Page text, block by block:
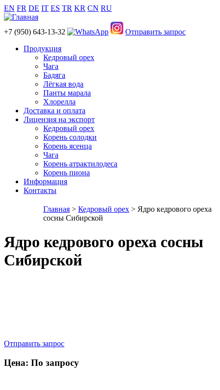
EN FR DE IT ES TR KR CN RU
+7 (950) 643-13-32
Отправить запрос
Продукция
Кедровый орех
Чага
Бадяга
Лёгкая вода
Панты марала
Хлорелла
Доставка и оплата
Лицензия на экспорт
Кедровый орех
Корень солодки
Корень ясенца
Чага
Корень атрактилодеса
Корень пиона
Информация
Контакты
Главная > Кедровый орех > Ядро кедрового ореха
сосны Сибирской
Ядро кедрового ореха сосны
Сибирской
Отправить запрос
Цена: По запросу